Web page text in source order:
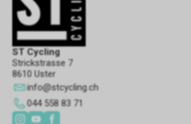
ST Cycling
Strickstrasse 7
8610 Uster
info@stcycling.ch
044 558 83 71